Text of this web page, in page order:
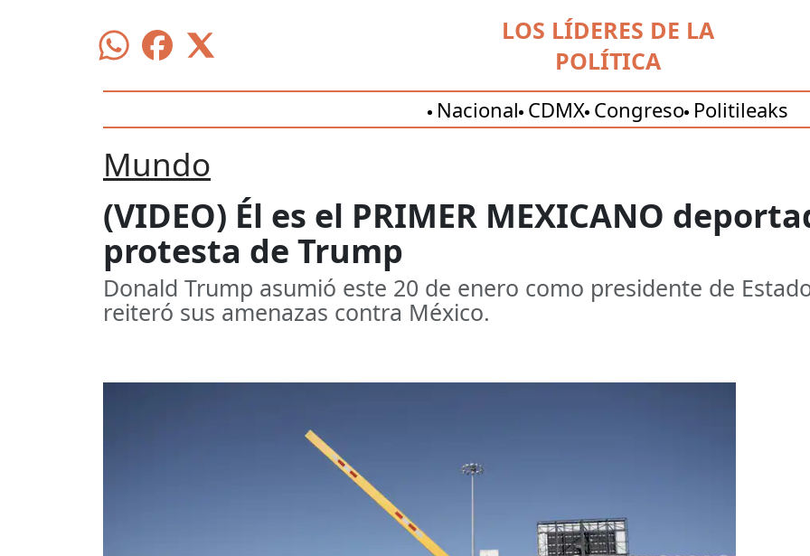
LOS LÍDERES DE LA
POLÍTICA
Nacional CDMX Congreso Politileaks
Mundo
(VIDEO) Él es el PRIMER MEXICANO
protesta de Trump
Donald Trump asumió este 20 de enero como presidente de
reiteró sus amenazas contra México.